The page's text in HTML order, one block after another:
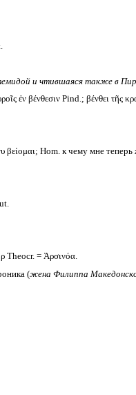
и чтившаяся также в
ἐν βένθεσιν Pind.; βένθει τῆς
βείομαι; Hom. к чему мне теперь
Theocr. = Ἀρσινόα.
(жена Филиппа